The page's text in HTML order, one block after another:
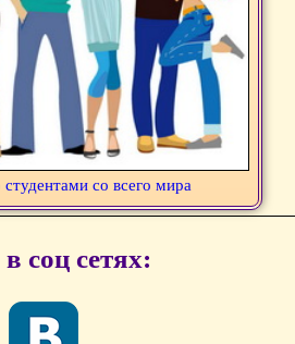
со всего мира
соц сетях: